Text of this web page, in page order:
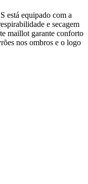
equipado com a
e secagem
maillot garante conforto
nos ombros e o logo